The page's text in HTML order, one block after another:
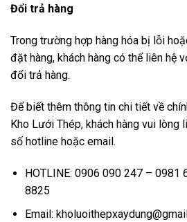
Đổi trả hàng
Trong trường hợp hàng hóa bị lỗi
đặt hàng, khách hàng có thể liên hệ
đổi trả hàng.
Để biết thêm thông tin chi tiết về
Kho Lưới Thép, khách hàng vui lòng
số hotline hoặc email.
HOTLINE: 0906 090 247 – 0981
8825
Email: